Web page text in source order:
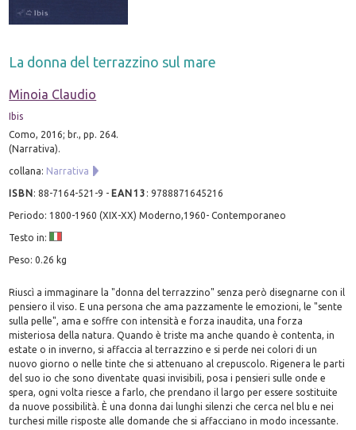
La donna del terrazzino sul mare
Minoia Claudio
Ibis
Como, 2016; br., pp. 264.
(Narrativa).
collana: Narrativa
ISBN:88-7164-521-9 - EAN13 :9788871645216
Periodo: 1800-1960 (XIX-XX) Moderno,1960- Contemporaneo
Testo in:
Peso: 0.26 kg
Riuscì a immaginare la "donna del terrazzino" senza però disegnarne con il
pensiero il viso. E una persona che ama pazzamente le emozioni, le "sente
sulla pelle", ama e soffre con intensità e forza inaudita, una forza
misteriosa della natura. Quando è triste ma anche quando è contenta, in
estate o in inverno, si affaccia al terrazzino e si perde nei colori di un
nuovo giorno o nelle tinte che si attenuano al crepuscolo. Rigenera le parti
del suo io che sono diventate quasi invisibili, posa i pensieri sulle onde e
spera, ogni volta riesce a farlo, che prendano il largo per essere sostituite
da nuove possibilità. È una donna dai lunghi silenzi che cerca nel blu e nei
turchesi mille risposte alle domande che si affacciano in modo incessante.